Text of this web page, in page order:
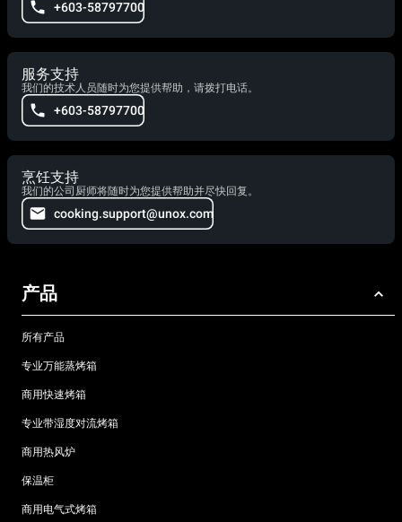
+603-58797700
服务支持
我们的技术人员随时为您提供帮助，请拨打电话。
+603-58797700
烹饪支持
我们的公司厨师将随时为您提供帮助并尽快回复。
cooking.support@unox.com
产品
所有产品
专业万能蒸烤箱
商用快速烤箱
专业带湿度对流烤箱
商用热风炉
保温柜
商用电气式烤箱